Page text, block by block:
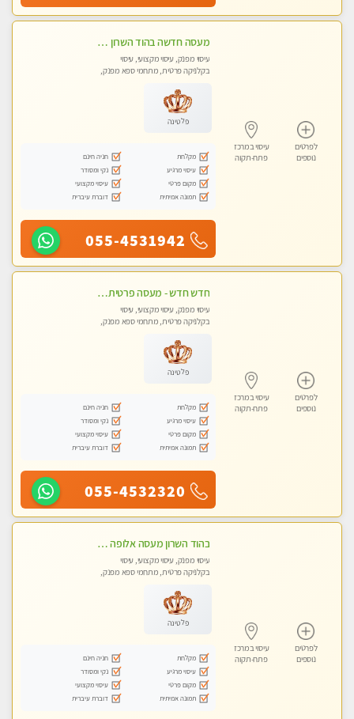
לפרטים
נוספים
עיסוי במרכז
פתח-תקוה
מעסה חדשה בהוד השרון ואיכותית לעיסוי מקצועי מרגיע ומפנק VIP-מומלץ לחלוטין! פרטי! ​​​​​​ Highly recommended ללא מין !
עיסוי מפנק, עיסוי מקצועי, עיסוי
בקלניקה פרטית, מתחמי ספא מפנק,
פלטינה
מקלחת
חניה חינם
עיסוי מרגיע
נקי ומסודר
מקום פרטי
עיסוי מקצועי
תמונה אמיתית
דוברת עיברית
055-4531942
לפרטים
נוספים
עיסוי במרכז
פתח-תקוה
חדש חדש - מעסה פרטית עיסוי מפנק לחידוש אנרגיות עיסוי חלומי מומלץ מאוד !בהוד השרון
עיסוי מפנק, עיסוי מקצועי, עיסוי
בקלניקה פרטית, מתחמי ספא מפנק,
פלטינה
מקלחת
חניה חינם
עיסוי מרגיע
נקי ומסודר
מקום פרטי
עיסוי מקצועי
תמונה אמיתית
דוברת עיברית
055-4532320
לפרטים
נוספים
עיסוי במרכז
פתח-תקוה
בהוד השרון מעסה אלופה כל סוגי העיסויים מעסה מקצועית ואיכותית פרטי!!!
עיסוי מפנק, עיסוי מקצועי, עיסוי
בקלניקה פרטית, מתחמי ספא מפנק,
פלטינה
מקלחת
חניה חינם
עיסוי מרגיע
נקי ומסודר
מקום פרטי
עיסוי מקצועי
תמונה אמיתית
דוברת עיברית